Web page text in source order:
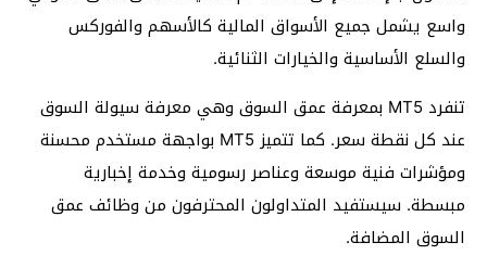
واسع يشمل جميع الأسواق المالية كالأسهم والفوركس
والسلع الأساسية والخيارات الثنائية.
تنفرد MT5 بمعرفة عمق السوق وهي معرفة سيولة السوق
عند كل نقطة سعر. كما تتميز MT5 بواجهة مستخدم محسنة
ومؤشرات فنية موسعة وعناصر رسومية وخدمة إخبارية
مبسطة. سيستفيد المتداولون المحترفون من وظائف عمق
السوق المضافة.